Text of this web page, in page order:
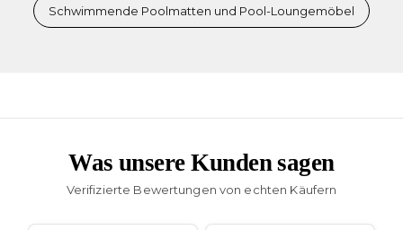
Schwimmende Poolmatten und Pool-Loungemöbel
Was unsere Kunden sagen